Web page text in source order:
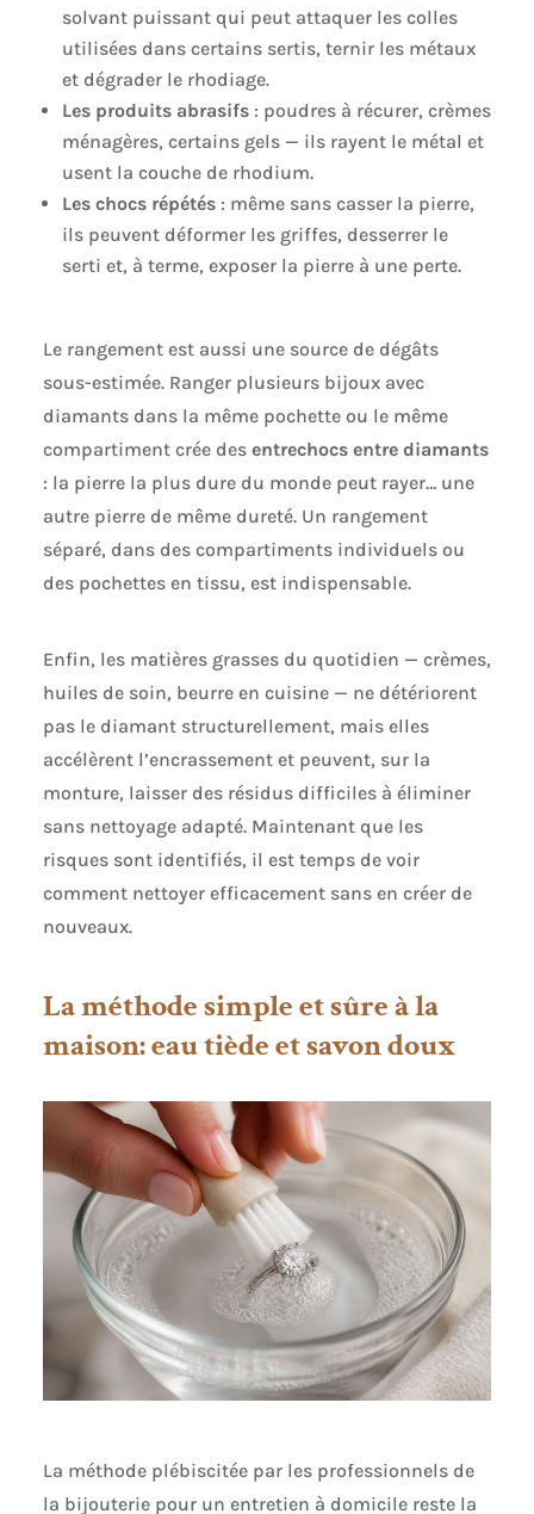
solvant puissant qui peut attaquer les colles
utilisées dans certains sertis, ternir les métaux
et dégrader le rhodiage.
Les produits abrasifs: poudres à récurer, crèmes
ménagères, certains gels — ils rayent le métal et
usent la couche de rhodium.
Les chocs répétés: même sans casser la pierre,
ils peuvent déformer les griffes, desserrer le
serti et, à terme, exposer la pierre à une perte.
Le rangement est aussi une source de dégâts
sous-estimée. Ranger plusieurs bijoux avec
diamants dans la même pochette ou le même
compartiment crée des entrechocs entre diamants
: la pierre la plus dure du monde peut rayer… une
autre pierre de même dureté. Un rangement
séparé, dans des compartiments individuels ou
des pochettes en tissu, est indispensable.
Enfin, les matières grasses du quotidien — crèmes,
huiles de soin, beurre en cuisine — ne détériorent
pas le diamant structurellement, mais elles
accélèrent l’encrassement et peuvent, sur la
monture, laisser des résidus difficiles à éliminer
sans nettoyage adapté. Maintenant que les
risques sont identifiés, il est temps de voir
comment nettoyer efficacement sans en créer de
nouveaux.
La méthode simple et sûre à la
maison: eau tiède et savon doux
La méthode plébiscitée par les professionnels de
la bijouterie pour un entretien à domicile reste la